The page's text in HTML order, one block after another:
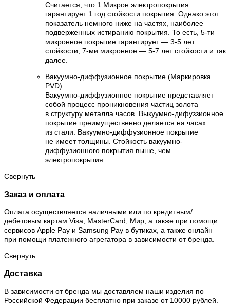
Считается, что 1 Микрон электропокрытия
гарантирует 1 год стойкости покрытия. Однако этот
показатель немного ниже на частях, наиболее
подверженных истиранию покрытия. То есть, 5-ти
микронное покрытие гарантирует — 3-5 лет
стойкости, 7-ми микронное — 5-7 лет стойкости и так
далее.
Вакуумно-диффузионное покрытие (Маркировка
PVD).
Вакуумно-диффузионное покрытие представляет
собой процесс проникновения частиц золота
в структуру металла часов. Выкуумно-дифуззионное
покрытие преимущественно делается на часах
из стали. Вакуумно-диффузионное покрытие
не имеет толщины. Стойкость вакуумно-
диффузионного покрытия выше, чем
электропокрытия.
Свернуть
Заказ и оплата
Оплата осуществляется наличными или по кредитным/
дебетовым картам Visa, MasterCard, Мир, а также при помощи
сервисов Apple Pay и Samsung Pay в бутиках, а также онлайн
при помощи платежного агрегатора в зависимости от бренда.
Свернуть
Доставка
В зависимости от бренда мы доставляем наши изделия по
Российской Федерации бесплатно при заказе от 10000 рублей.